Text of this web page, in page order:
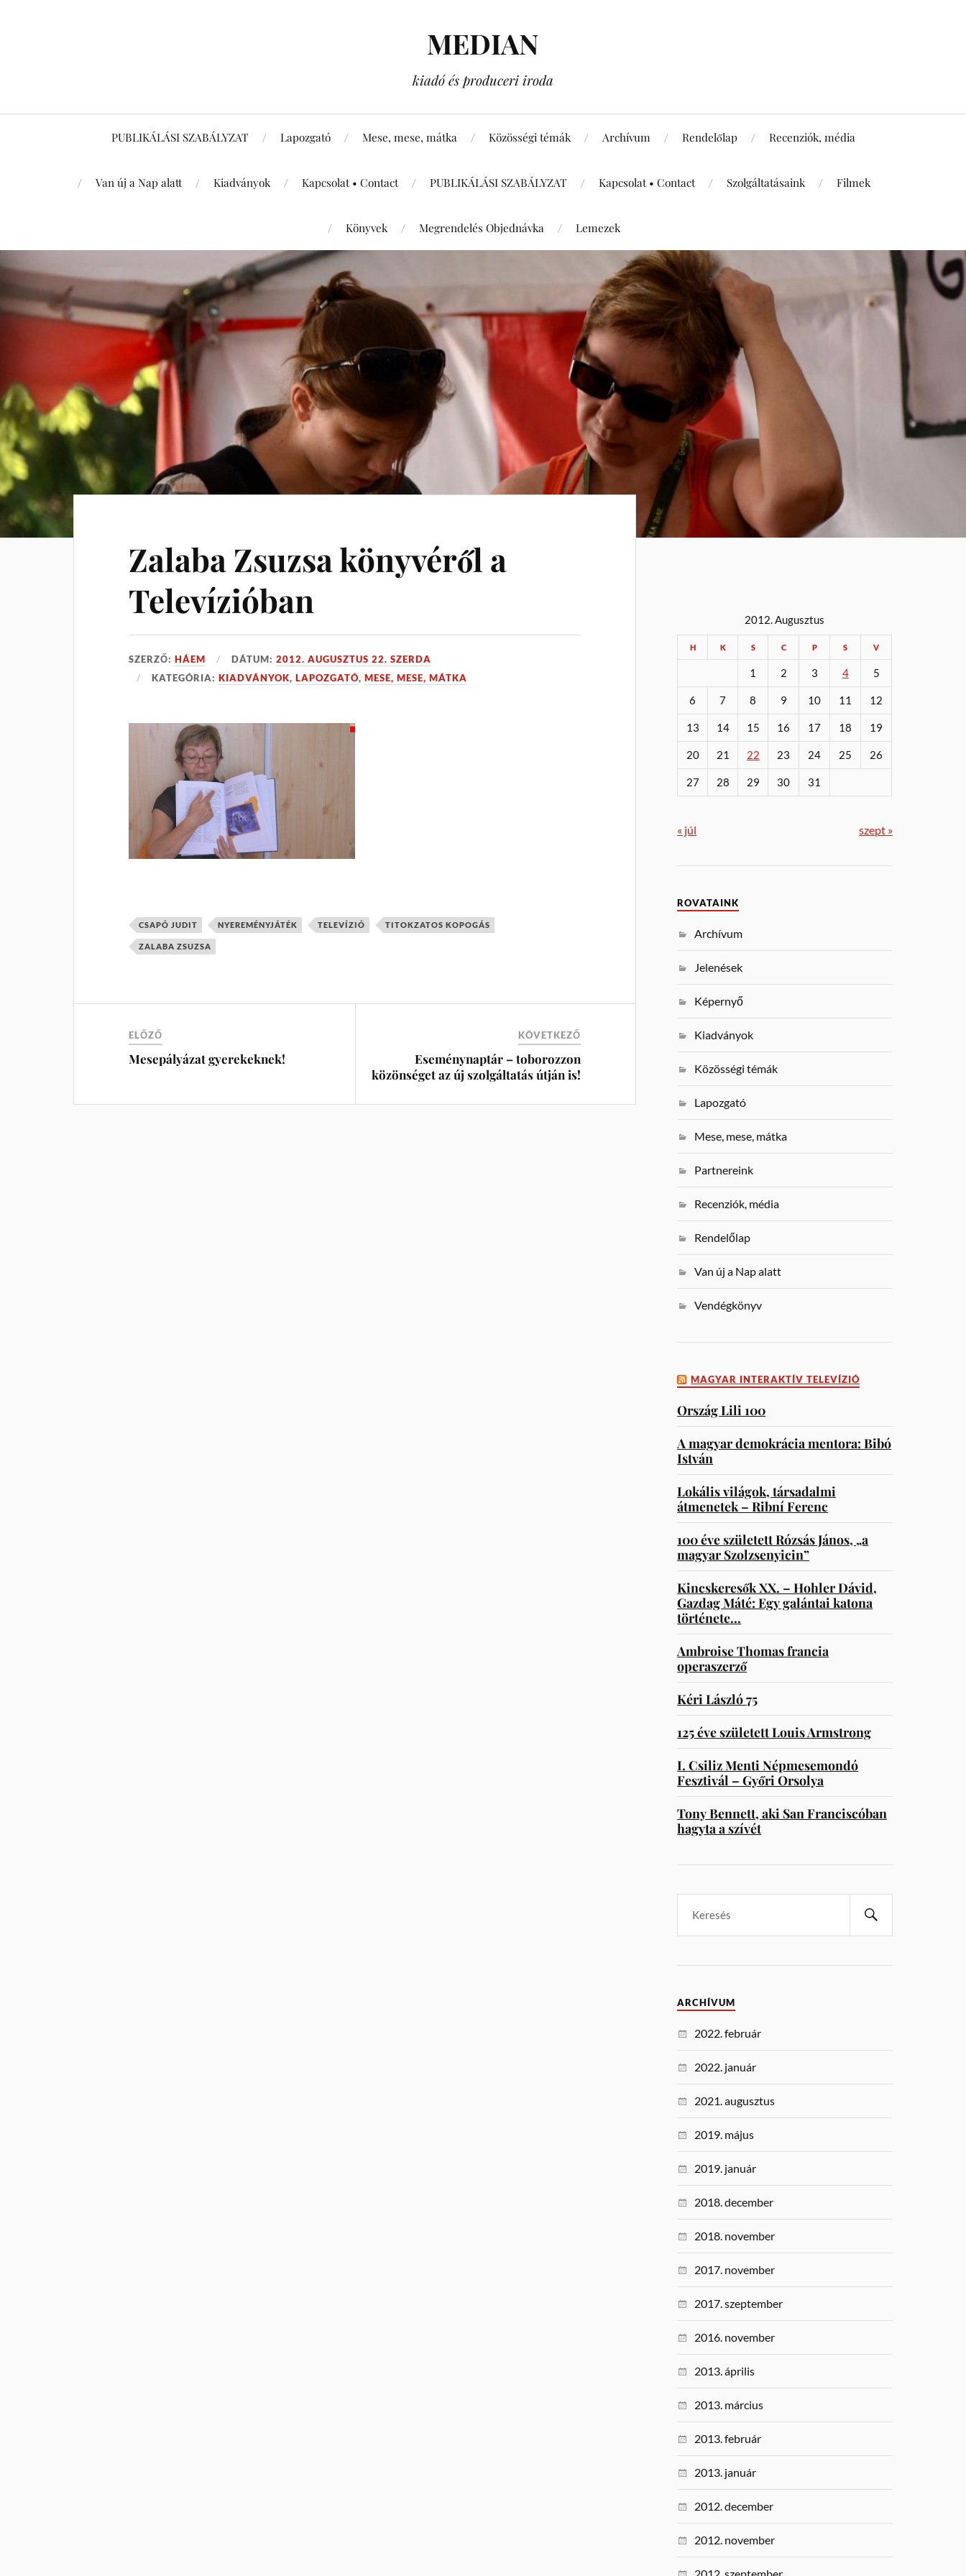
MEDIAN
kiadó és produceri iroda
PUBLIKÁLÁSI SZABÁLYZAT Lapozgató Mese, mese, mátka Közösségi témák Archívum Rendelőlap Recenziók, média
Van új a Nap alatt Kiadványok Kapcsolat • Contact PUBLIKÁLÁSI SZABÁLYZAT Kapcsolat • Contact Szolgáltatásaink Filmek
Könyvek Megrendelés Objednávka Lemezek
Zalaba Zsuzsa könyvéről a
Televízióban
SZERZŐ:HÁEM DÁTUM:2012. AUGUSZTUS 22. SZERDA
KATEGÓRIA:KIADVÁNYOK,LAPOZGATÓ,MESE, MESE, MÁTKA
CSAPÓ JUDIT NYEREMÉNYJÁTÉK TELEVÍZIÓ TITOKZATOS KOPOGÁS
ZALABA ZSUZSA
ELŐZŐ
Mesepályázat gyerekeknek!
KÖVETKEZŐ
Eseménynaptár – toborozzon
közönséget az új szolgáltatás útján is!
2012. Augusztus
H K S C P S V
1 2 3 4 5
6 7 8 9 10 11 12
13 14 15 16 17 18 19
20 21 22 23 24 25 26
27 28 29 30 31
« júl szept »
ROVATAINK
Archívum
Jelenések
Képernyő
Kiadványok
Közösségi témák
Lapozgató
Mese, mese, mátka
Partnereink
Recenziók, média
Rendelőlap
Van új a Nap alatt
Vendégkönyv
MAGYAR INTERAKTÍV TELEVÍZIÓ
Ország Lili 100
A magyar demokrácia mentora: Bibó
István
Lokális világok, társadalmi
átmenetek – Ribní Ferenc
100 éve született Rózsás János, „a
magyar Szolzsenyicin”
Kincskeresők XX. – Hohler Dávid,
Gazdag Máté: Egy galántai katona
története…
Ambroise Thomas francia
operaszerző
Kéri László 75
125 éve született Louis Armstrong
I. Csiliz Menti Népmesemondó
Fesztivál – Győri Orsolya
Tony Bennett, aki San Franciscóban
hagyta a szívét
ARCHÍVUM
2022. február
2022. január
2021. augusztus
2019. május
2019. január
2018. december
2018. november
2017. november
2017. szeptember
2016. november
2013. április
2013. március
2013. február
2013. január
2012. december
2012. november
2012. szeptember